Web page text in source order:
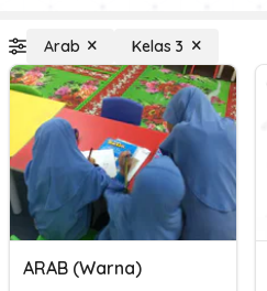
Arab Kelas 3
ARAB (Warna)